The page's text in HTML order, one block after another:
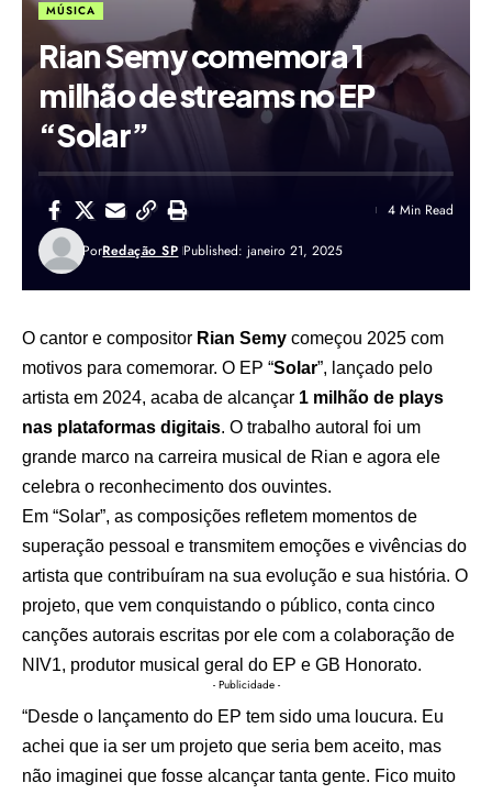
MÚSICA
Rian Semy comemora 1
milhão de streams no EP
“Solar”
PorRedação SP Published: janeiro 21, 2025
4 Min Read
O cantor e compositor Rian Semy começou 2025 com
motivos para comemorar. O EP “Solar”, lançado pelo
artista em 2024, acaba de alcançar 1 milhão de plays
nas plataformas digitais. O trabalho autoral foi um
grande marco na carreira musical de Rian e agora ele
celebra o reconhecimento dos ouvintes.
Em “Solar”, as composições refletem momentos de
superação pessoal e transmitem emoções e vivências do
artista que contribuíram na sua evolução e sua história. O
projeto, que vem conquistando o público, conta cinco
canções autorais escritas por ele com a colaboração de
NIV1, produtor musical geral do EP e GB Honorato.
- Publicidade -
“Desde o lançamento do EP tem sido uma loucura. Eu
achei que ia ser um projeto que seria bem aceito, mas
não imaginei que fosse alcançar tanta gente. Fico muito